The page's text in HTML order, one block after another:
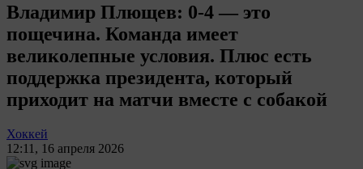
Владимир Плющев: 0-4 — это
пощечина. Команда имеет
великолепные условия. Плюс есть
поддержка президента, который
приходит на матчи вместе с собакой
Хоккей
12:11 , 16 апреля 2026